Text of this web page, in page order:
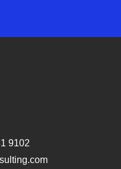
9102